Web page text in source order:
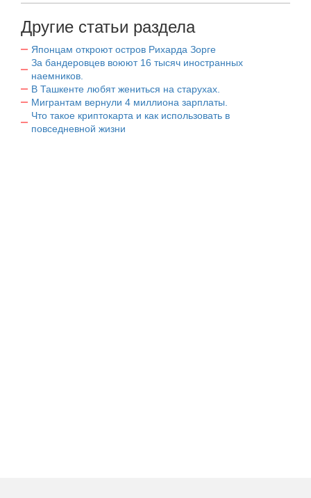
Другие статьи раздела
Японцам откроют остров Рихарда Зорге
За бандеровцев воюют 16 тысяч иностранных
наемников.
В Ташкенте любят жениться на старухах.
Мигрантам вернули 4 миллиона зарплаты.
Что такое криптокарта и как использовать в
повседневной жизни